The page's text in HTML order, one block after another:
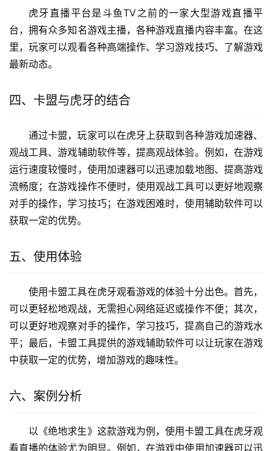
虎牙直播平台是斗鱼TV之前的一家大型游戏直播平
台，拥有众多知名游戏主播，各种游戏直播内容丰富。在这
里，玩家可以观看各种高端操作、学习游戏技巧、了解游戏
最新动态。
四、卡盟与虎牙的结合
通过卡盟，玩家可以在虎牙上获取到各种游戏加速器、
观战工具、游戏辅助软件等，提高观战体验。例如，在游戏
运行速度较慢时，使用加速器可以迅速加载地图、提高游戏
流畅度；在游戏操作不便时，使用观战工具可以更好地观察
对手的操作，学习技巧；在游戏困难时，使用辅助软件可以
获取一定的优势。
五、使用体验
使用卡盟工具在虎牙观看游戏的体验十分出色。首先，
可以更轻松地观战，无需担心网络延迟或操作不便；其次，
可以更好地观察对手的操作，学习技巧，提高自己的游戏水
平；最后，卡盟工具提供的游戏辅助软件可以让玩家在游戏
中获取一定的优势，增加游戏的趣味性。
六、案例分析
以《绝地求生》这款游戏为例，使用卡盟工具在虎牙观
看直播的体验尤为明显。例如，在游戏中使用加速器可以迅